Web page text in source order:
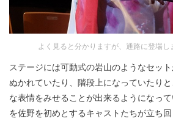
よく見ると分かりますが、通路に登場し
ステージには可動式の岩山のようなセッ
ぬかれていたり、階段上になっていたり
な表情をみせることが出来るようになっ
を佐野を初めとするキャストたちが立ち